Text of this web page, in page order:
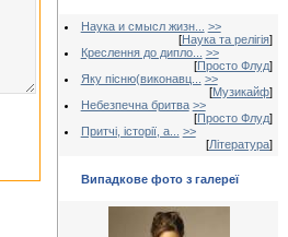
Наука и смысл жизн...
>>
[Наука та релігія]
Креслення до дипло...
>>
[Просто Флуд]
Яку пісню(виконавц...
>>
[Музикайф]
Небезпечна бритва >>
[Просто Флуд]
Притчі, історії, а...
>>
[Література]
Випадкове фото з галереї